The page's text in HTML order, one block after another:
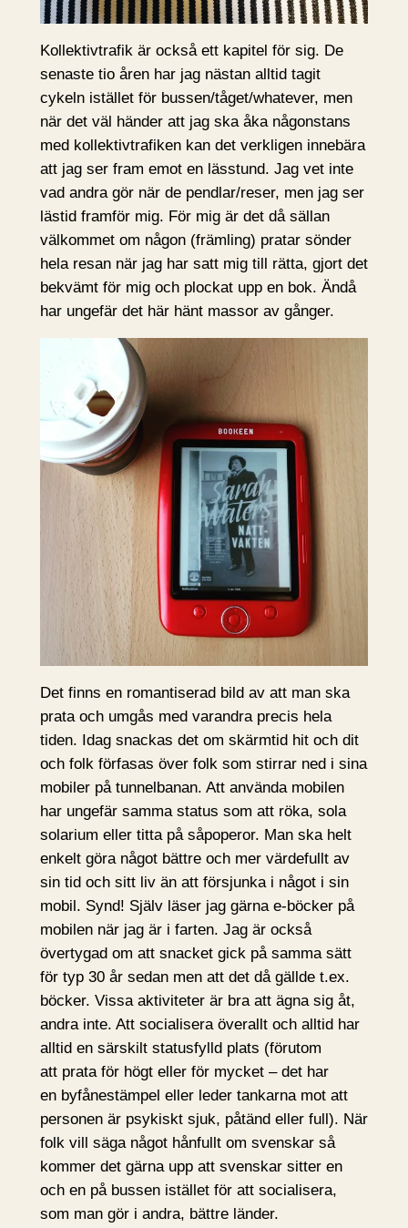
Kollektivtrafik är också ett kapitel för sig. De
senaste tio åren har jag nästan alltid tagit
cykeln istället för bussen/tåget/whatever, men
när det väl händer att jag ska åka någonstans
med kollektivtrafiken kan det verkligen innebära
att jag ser fram emot en lässtund. Jag vet inte
vad andra gör när de pendlar/reser, men jag ser
lästid framför mig. För mig är det då sällan
välkommet om någon (främling) pratar sönder
hela resan när jag har satt mig till rätta, gjort det
bekvämt för mig och plockat upp en bok. Ändå
har ungefär det här hänt massor av gånger.
Det finns en romantiserad bild av att man ska
prata och umgås med varandra precis hela
tiden. Idag snackas det om skärmtid hit och dit
och folk förfasas över folk som stirrar ned i sina
mobiler på tunnelbanan. Att använda mobilen
har ungefär samma status som att röka, sola
solarium eller titta på såpoperor. Man ska helt
enkelt göra något bättre och mer värdefullt av
sin tid och sitt liv än att försjunka i något i sin
mobil. Synd! Själv läser jag gärna e-böcker på
mobilen när jag är i farten. Jag är också
övertygad om att snacket gick på samma sätt
för typ 30 år sedan men att det då gällde t.ex.
böcker. Vissa aktiviteter är bra att ägna sig åt,
andra inte. Att socialisera överallt och alltid har
alltid en särskilt statusfylld plats (förutom
att prata för högt eller för mycket – det har
en byfånestämpel eller leder tankarna mot att
personen är psykiskt sjuk, påtänd eller full). När
folk vill säga något hånfullt om svenskar så
kommer det gärna upp att svenskar sitter en
och en på bussen istället för att socialisera,
som man gör i andra, bättre länder.